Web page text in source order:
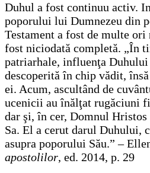
Duhul a fost continuu activ.
poporului lui Dumnezeu din
Testament a fost de multe ori
fost niciodată completă. „În
patriarhale, influenţa Duhului
descoperită în chip vădit,
ei. Acum, ascultând de
ucenicii au înălţat rugăciuni
dar şi, în cer, Domnul
Sa. El a cerut darul Duhului,
asupra poporului Său.” –
apostolilor, ed. 2014, p. 29